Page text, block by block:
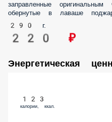
заправленные
обернутые в лаваше
290 г.
220 ₽
Энергетическая
123
калории, ккал.